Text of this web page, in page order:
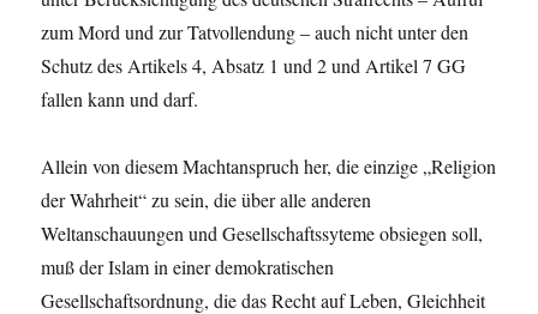
zum Mord und zur Tatvollendung – auch nicht unter den
Schutz des Artikels 4, Absatz 1 und 2 und Artikel 7 GG
fallen kann und darf.
Allein von diesem Machtanspruch her, die einzige „Religion
der Wahrheit“ zu sein, die über alle anderen
Weltanschauungen und Gesellschaftssyteme obsiegen soll,
muß der Islam in einer demokratischen
Gesellschaftsordnung, die das Recht auf Leben, Gleichheit